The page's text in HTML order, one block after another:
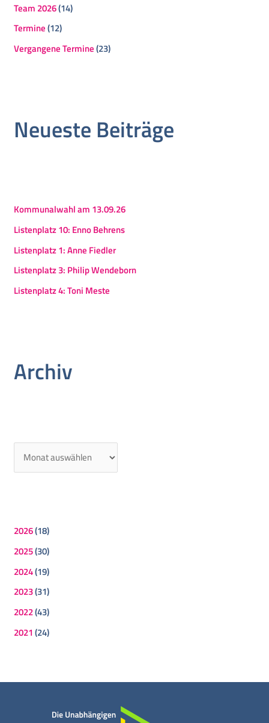
Team 2026(14)
Termine(12)
Vergangene Termine(23)
Neueste Beiträge
Kommunalwahl am 13.09.26
Listenplatz 10: Enno Behrens
Listenplatz 1: Anne Fiedler
Listenplatz 3: Philip Wendeborn
Listenplatz 4: Toni Meste
Archiv
2026(18)
2025(30)
2024(19)
2023(31)
2022(43)
2021 (24)